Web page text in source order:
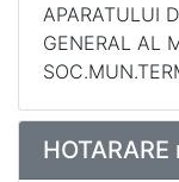
APARATULUI
GENERAL AL